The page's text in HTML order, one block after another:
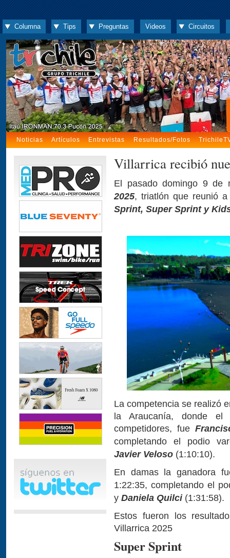
Columna Tips Preguntas Videos Circuitos
Noticias Artículos Entrevistas Resultados/Fotos
Villarrica recibió
El pasado domingo 9
2025, triatlón que reunió
Sprint, Super Sprint y
La competencia se realizó
la Araucanía, donde
competidores, fue
completando el podio
Javier Veloso (1:10:10).
En damas la ganadora
1:22:35, completando el
y Daniela Quilci (1:31:58).
Estos fueron los
Villarrica 2025
Super Sprint